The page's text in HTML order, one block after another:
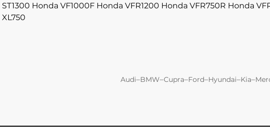
ST1300 Honda VF1000F Honda VFR1200 Honda VFR750R Honda
XL750
Audi–BMW–Cupra–Ford–Hyundai–Kia–